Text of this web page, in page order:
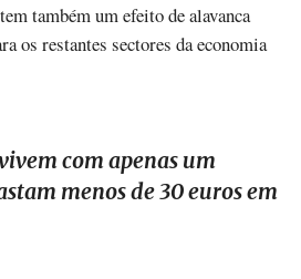
também um efeito de alavanca
os restantes sectores da economia
com apenas um
menos de 30 euros em